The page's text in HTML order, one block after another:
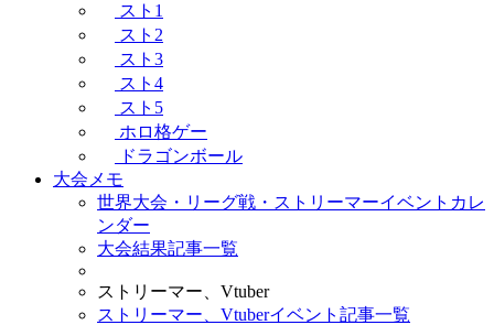
スト1
スト2
スト3
スト4
スト5
ホロ格ゲー
ドラゴンボール
大会メモ
世界大会・リーグ戦・ストリーマーイベントカレ
ンダー
大会結果記事一覧
ストリーマー、Vtuber
ストリーマー、Vtuberイベント記事一覧